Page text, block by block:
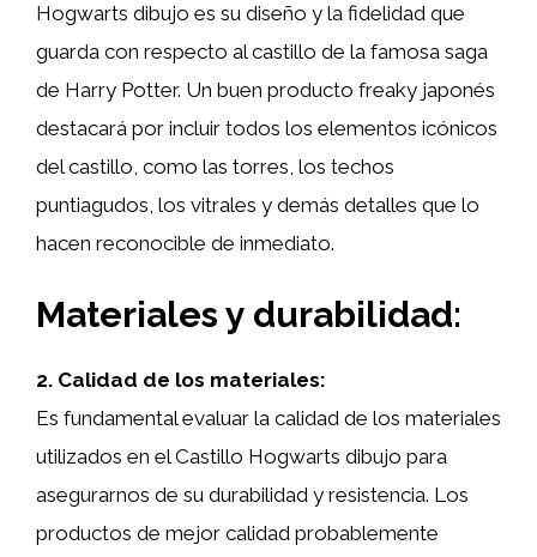
Hogwarts dibujo es su diseño y la fidelidad que
guarda con respecto al castillo de la famosa saga
de Harry Potter. Un buen producto freaky japonés
destacará por incluir todos los elementos icónicos
del castillo, como las torres, los techos
puntiagudos, los vitrales y demás detalles que lo
hacen reconocible de inmediato.
Materiales y durabilidad:
2. Calidad de los materiales:
Es fundamental evaluar la calidad de los materiales
utilizados en el Castillo Hogwarts dibujo para
asegurarnos de su durabilidad y resistencia. Los
productos de mejor calidad probablemente